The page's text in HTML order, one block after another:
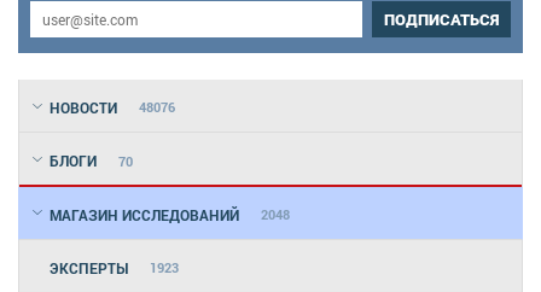
ПОДПИСАТЬСЯ
НОВОСТИ 48076
БЛОГИ 70
МАГАЗИН ИССЛЕДОВАНИЙ 2048
ЭКСПЕРТЫ 1923